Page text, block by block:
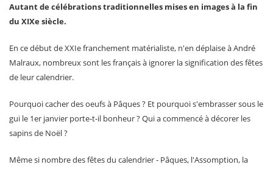
Autant de célébrations traditionnelles mises en images à la fin
du XIXe siècle.
En ce début de XXIe franchement matérialiste, n'en déplaise à André
Malraux, nombreux sont les français à ignorer la signification des fêtes
de leur calendrier.
Pourquoi cacher des oeufs à Pâques ? Et pourquoi s'embrasser sous le
gui le 1er janvier porte-t-il bonheur ? Qui a commencé à décorer les
sapins de Noël ?
Même si nombre des fêtes du calendrier - Pâques, l'Assomption, la